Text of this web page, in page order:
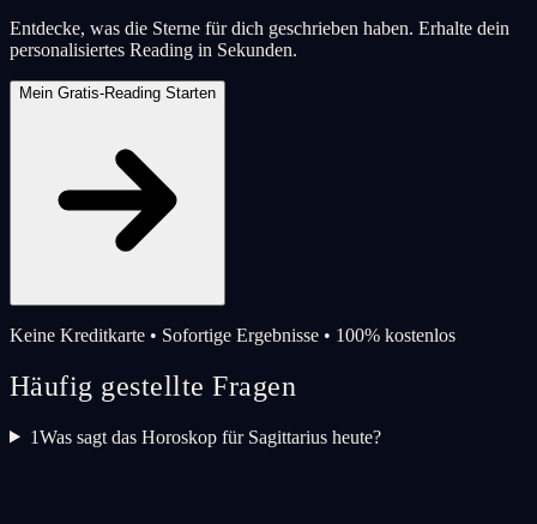
Entdecke, was die Sterne für dich geschrieben haben. Erhalte dein
personalisiertes Reading in Sekunden.
Mein Gratis-Reading Starten
Keine Kreditkarte • Sofortige Ergebnisse • 100% kostenlos
Häufig gestellte Fragen
1Was sagt das Horoskop für Sagittarius heute?